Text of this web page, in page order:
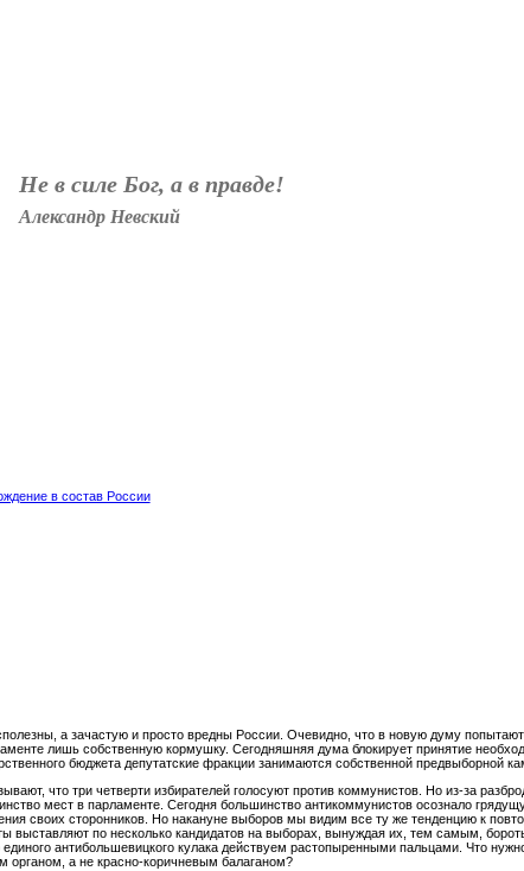
Не в силе Бог, а в правде!
Александр Невский
в состав России
а зачастую и просто вредны России. Очевидно, что в новую думу
лишь собственную кормушку. Сегодняшняя дума блокирует принятие
бюджета депутатские фракции занимаются собственной предвыборной
что три четверти избирателей голосуют против коммунистов. Но из-за
мест в парламенте. Сегодня большинство антикоммунистов осознало
своих сторонников. Но накануне выборов мы видим все ту же тенденцию к
выставляют по несколько кандидатов на выборах, вынуждая их, тем самым,
антибольшевицкого кулака действуем растопыренными пальцами. Что
а не красно-коричневым балаганом?